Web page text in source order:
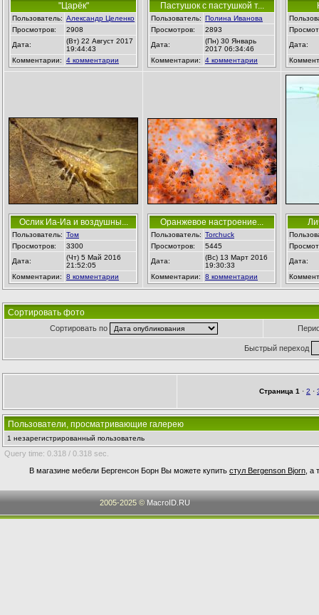
"Царёк"
Пользователь: Александр Целенко
Просмотров:
2908
Дата:
(Вт) 22 Август 2017
19:44:43
Комментарии:
4 комментарии
Пастушок с пастушкой т...
Пользователь: Полина Иванова
Просмотров:
2893
Дата:
(Пн) 30 Январь
2017 06:34:46
Комментарии:
4 комментарии
Дата:
Ослик Иа-Иа и воздушны...
Пользователь: Том
Просмотров:
3300
Дата:
(Чт) 5 Май 2016
21:52:05
Комментарии:
8 комментарии
Оранжевое настроение...
Пользователь: Torchuck
Просмотров:
5445
Дата:
(Вс) 13 Март 2016
19:30:33
Комментарии:
8 комментарии
Дата:
Сортировать фото
Сортировать по
Быстрый переход
Страница 1 · 2 ·
Пользователи, просматривающие галерею
1 незарегистрированный пользователь
Query time: 0.318 / 0.318 sec.
В магазине мебели Бергенсон Борн Вы можете купить стул Bergenson Bjorn ,
2005-2025 © MacroID.RU